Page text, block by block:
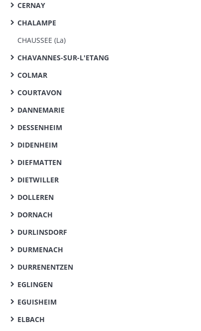
CERNAY
CHALAMPE
CHAUSSEE (La)
CHAVANNES-SUR-L'ETANG
COLMAR
COURTAVON
DANNEMARIE
DESSENHEIM
DIDENHEIM
DIEFMATTEN
DIETWILLER
DOLLEREN
DORNACH
DURLINSDORF
DURMENACH
DURRENENTZEN
EGLINGEN
EGUISHEIM
ELBACH